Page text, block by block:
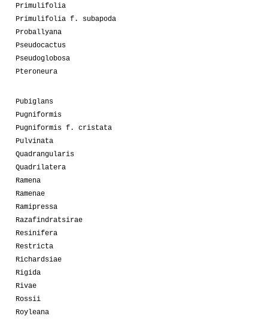
Primulifolia
Primulifolia f. subapoda
Proballyana
Pseudocactus
Pseudoglobosa
Pteroneura
Pubiglans
Pugniformis
Pugniformis f. cristata
Pulvinata
Quadrangularis
Quadrilatera
Ramena
Ramenae
Ramipressa
Razafindratsirae
Resinifera
Restricta
Richardsiae
Rigida
Rivae
Rossii
Royleana